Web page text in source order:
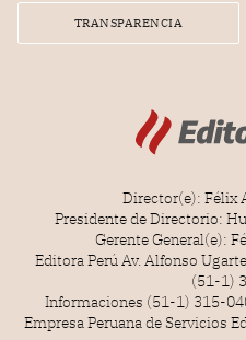
TRANSPARENCIA
Director(e): Félix
Presidente de Directorio:
Gerente General(e):
Editora Perú Av. Alfonso
(51-1)
Informaciones (51-1) 315-
Empresa Peruana de Servicios